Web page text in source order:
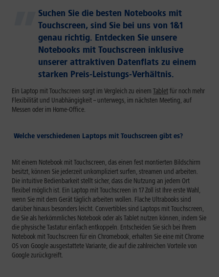
Suchen Sie die besten Notebooks mit
Touchscreen, sind Sie bei uns von 1&1
genau richtig. Entdecken Sie unsere
Notebooks mit Touchscreen inklusive
unserer attraktiven Datenflats zu einem
starken Preis-Leistungs-Verhältnis.
Ein Laptop mit Touchscreen sorgt im Vergleich zu einem Tabletfür noch mehr
Flexibilität und Unabhängigkeit – unterwegs, im nächsten Meeting, auf
Messen oder im Home-Office.
Welche verschiedenen Laptops mit Touchscreen gibt es?
Mit einem Notebook mit Touchscreen, das einen fest montierten Bildschirm
besitzt, können Sie jederzeit unkompliziert surfen, streamen und arbeiten.
Die intuitive Bedienbarkeit stellt sicher, dass die Nutzung an jedem Ort
flexibel möglich ist. Ein Laptop mit Touchscreen in 17 Zoll ist Ihre erste Wahl,
wenn Sie mit dem Gerät täglich arbeiten wollen. Flache Ultrabooks sind
darüber hinaus besonders leicht. Convertibles sind Laptops mit Touchscreen,
die Sie als herkömmliches Notebook oder als Tablet nutzen können, indem Sie
die physische Tastatur einfach entkoppeln. Entscheiden Sie sich bei Ihrem
Notebook mit Touchscreen für ein Chromebook, erhalten Sie eine mit Chrome
OS von Google ausgestattete Variante, die auf die zahlreichen Vorteile von
Google zurückgreift.